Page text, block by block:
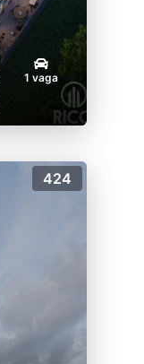
1 vaga
424